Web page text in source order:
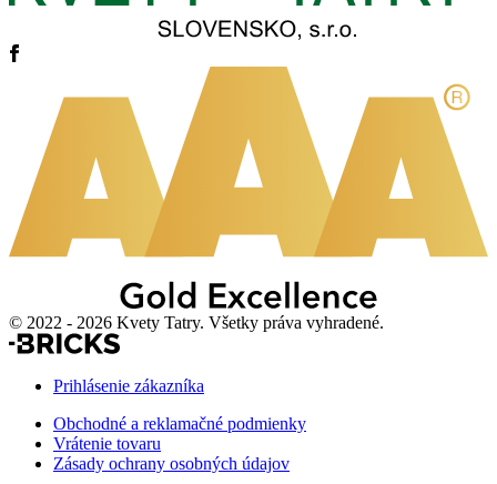
© 2022 - 2026 Kvety Tatry. Všetky práva vyhradené.
Prihlásenie zákazníka
Obchodné a reklamačné podmienky
Vrátenie tovaru
Zásady ochrany osobných údajov